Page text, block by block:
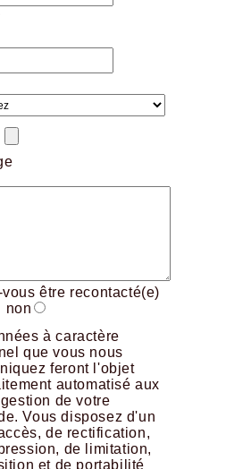
être recontacté(e)
non
à caractère
que vous nous
feront l'objet
automatisé aux
de votre
Vous disposez d'un
de rectification,
de limitation,
et de portabilité